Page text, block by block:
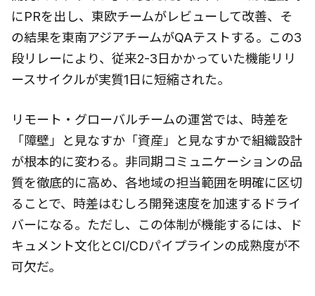
にPRを出し、東欧チームがレビューして改善、そ
の結果を東南アジアチームがQAテストする。この3
段リレーにより、従来2-3日かかっていた機能リリ
ースサイクルが実質1日に短縮された。
リモート・グローバルチームの運営では、時差を
「障壁」と見なすか「資産」と見なすかで組織設計
が根本的に変わる。非同期コミュニケーションの品
質を徹底的に高め、各地域の担当範囲を明確に区切
ることで、時差はむしろ開発速度を加速するドライ
バーになる。ただし、この体制が機能するには、ド
キュメント文化とCI/CDパイプラインの成熟度が不
可欠だ。